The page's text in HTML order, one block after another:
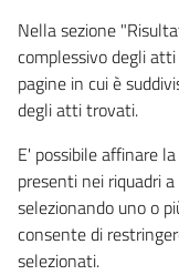
Nella sezione
complessivo degli
pagine in cui è
degli atti trovati.
E' possibile affinare
presenti nei riquadri
selezionando uno o
consente di
selezionati.